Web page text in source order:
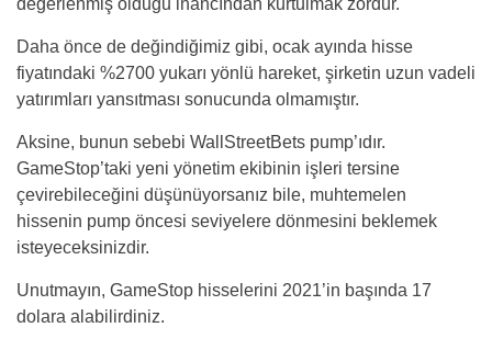
değerlenmiş olduğu inancından kurtulmak zordur.
Daha önce de değindiğimiz gibi, ocak ayında hisse
fiyatındaki %2700 yukarı yönlü hareket, şirketin uzun vadeli
yatırımları yansıtması sonucunda olmamıştır.
Aksine, bunun sebebi WallStreetBets pump’ıdır.
GameStop’taki yeni yönetim ekibinin işleri tersine
çevirebileceğini düşünüyorsanız bile, muhtemelen
hissenin pump öncesi seviyelere dönmesini beklemek
isteyeceksinizdir.
Unutmayın, GameStop hisselerini 2021’in başında 17
dolara alabilirdiniz.